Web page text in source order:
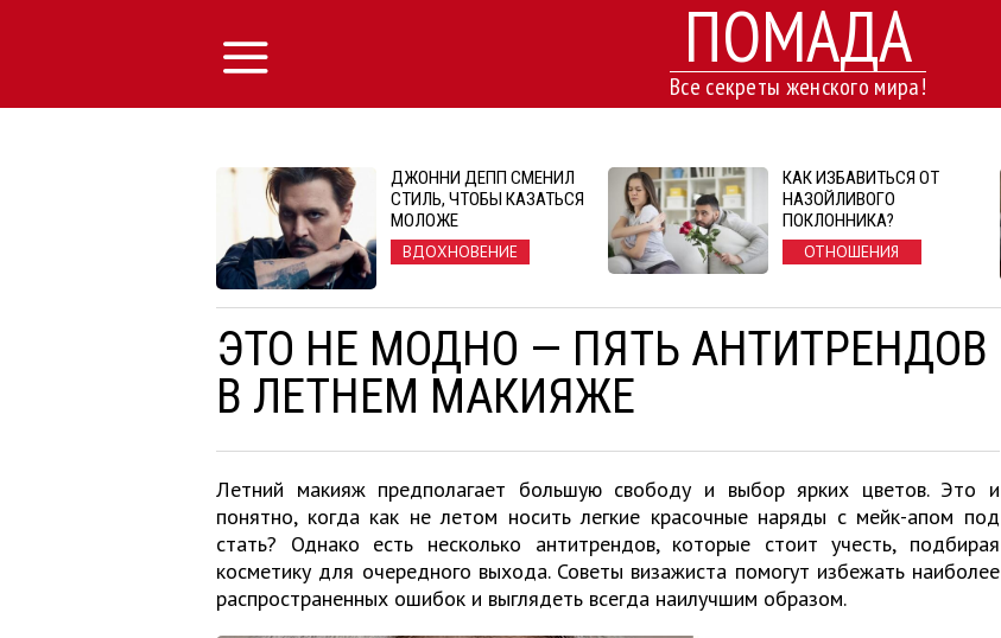
ПОМАДА
Все секреты женского мира!
ДЖОННИ ДЕПП СМЕНИЛ
СТИЛЬ, ЧТОБЫ КАЗАТЬСЯ
МОЛОЖЕ
ВДОХНОВЕНИЕ
КАК ИЗБАВИТЬСЯ ОТ
НАЗОЙЛИВОГО
ПОКЛОННИКА?
ОТНОШЕНИЯ
ЭТО НЕ МОДНО — ПЯТЬ АНТИТРЕНДОВ
В ЛЕТНЕМ МАКИЯЖЕ
Летний макияж предполагает большую свободу и выбор ярких цветов. Это и
понятно, когда как не летом носить легкие красочные наряды с мейк-апом под
стать? Однако есть несколько антитрендов, которые стоит учесть, подбирая
косметику для очередного выхода. Советы визажиста помогут избежать наиболее
распространенных ошибок и выглядеть всегда наилучшим образом.